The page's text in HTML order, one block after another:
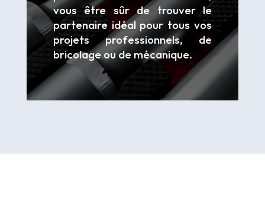
vous être sûr de trouver le
partenaire idéal pour tous vos
projets professionnels, de
bricolage ou de mécanique.